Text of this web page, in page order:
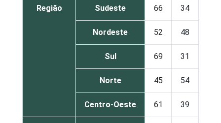
Região Sudeste 66 34
Nordeste 52 48
Sul 69 31
Norte 45 54
Centro-Oeste 61 39